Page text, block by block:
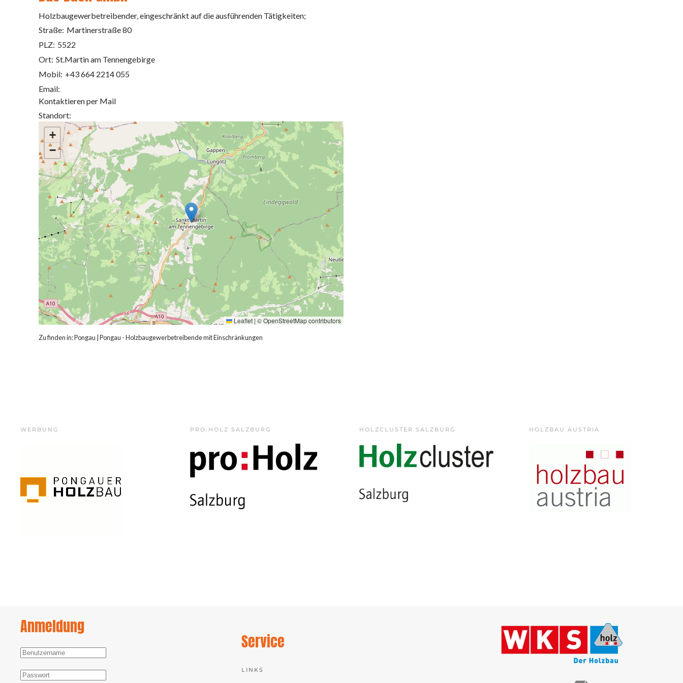
Holzbaugewerbetreibender, eingeschränkt auf die ausführenden Tätigkeiten;
Straße: Martinerstraße 80
PLZ: 5522
Ort: St.Martin am Tennengebirge
Mobil: +43 664 2214 055
Email:
Kontaktieren per Mail
Standort:
+
−
Leaflet | ©OpenStreetMapcontributors
Zu finden in:Pongau Pongau - Holzbaugewerbetreibende mit Einschränkungen
WERBUNG PRO:HOLZ SALZBURG HOLZCLUSTER SALZBURG HOLZBAU AUSTRIA
Anmeldung
Service
LINKS